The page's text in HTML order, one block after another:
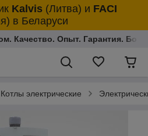
Kalvis (Литва) и FACI
в Беларуси
Качество. Опыт. Гарантия.
Котлы электрические